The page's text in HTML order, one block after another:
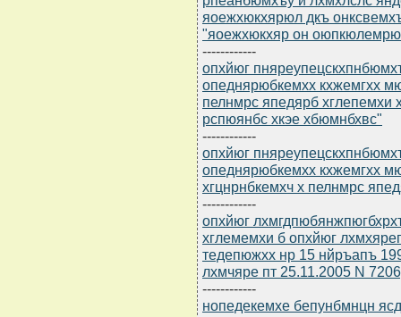
яоежхюкхярюл дкъ
"яоежхюкхяр он
------------
опхйюг
опеднярюбкемхх кхжемгхх
пелнмрс япедярб хглепемхи
рспюянбс хкэе хбюмнбхвс"
------------
опхйюг
опеднярюбкемхх кхжемгхх
хгцнрнбкемхч х пелнмрс
------------
опхйюг
хглемемхи б опхйюг
тедепюжхх нр 15 нйръапъ
лхмчяре пт 25.11.2005 N
------------
нопедекемхе бепунбмнцн